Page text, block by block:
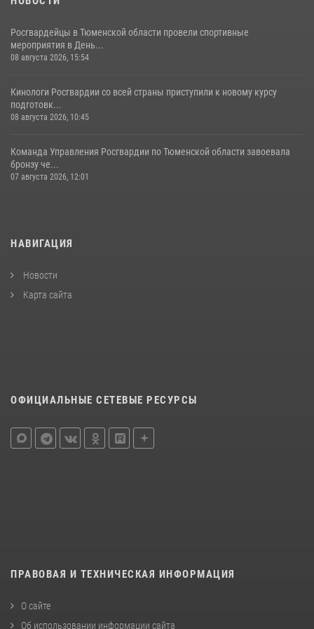
Росгвардейцы в Тюменской области провели спортивные
мероприятия в День...
08 августа 2026, 15:54
Кинологи Росгвардии со всей страны приступили к новому курсу
подготовк...
08 августа 2026, 10:45
Команда Управления Росгвардии по Тюменской области завоевала
бронзу че...
07 августа 2026, 12:01
НАВИГАЦИЯ
Новости
Карта сайта
ОФИЦИАЛЬНЫЕ СЕТЕВЫЕ РЕСУРСЫ
ПРАВОВАЯ И ТЕХНИЧЕСКАЯ ИНФОРМАЦИЯ
О сайте
Об использовании информации сайта